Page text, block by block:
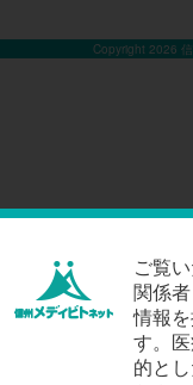
Copyright 2026
ご覧
関係
情報
す。
的と